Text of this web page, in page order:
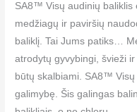
SA8™ Visų audinių baliklis
medžiagų ir paviršių
baliklį. Tai Jums patiks…
atrodytų gyvybingi, švieži
būtų skalbiami. SA8™
galimybę. Šis galingas